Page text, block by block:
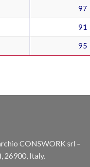
97
91
95
CONSWORK srl –
26900, Italy.